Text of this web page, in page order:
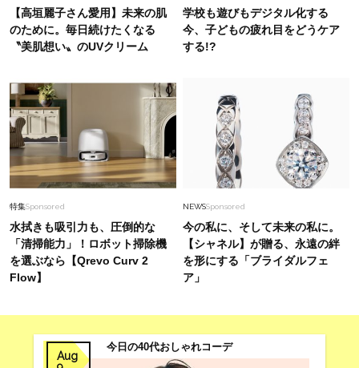
【特別カット集】中村ゆりさん やわらかな透明
感をまとう、自然体の美しさ
【ポメラート】節目の時こそ選びたい、自分らし
さを後押ししてくれるモダンなジュエリー
Fashion 2026.8.3
秋も見据えた【モノトーン×チェック柄ブラウ
ス】投入で真夏のオシャレをブースト
【高垣麗子さん愛用】未来の肌
のために。毎日続けたくなる
〝美肌想い〟のUVクリーム
学校も遊びもデジタル化する
今、子どもの疲れ目をどうケア
する!?
特集Sponsored
水拭きも吸引力も、圧倒的な
「清掃能力」！ロボット掃除機
を選ぶなら【Qrevo Curv 2
Flow】
NEWSSponsored
今の私に、そして未来の私に。
【シャネル】が贈る、永遠の絆
を形にする「ブライダルフェ
ア」
Aug
今日の40代おしゃれコーデ